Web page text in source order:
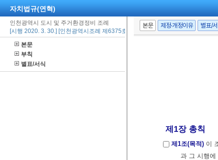
자치법규(연혁)
인천광역시 도시 및 주거환경정비 조례
[시행 2020. 3. 30.] [인천광역시조례 제6375호, 2020. 3. 30., 일부개정]
본문
부칙
별표/서식
본문 제정·개정이유 별표/
제1장 총칙
제1조(목적) 이
과 그 시행에